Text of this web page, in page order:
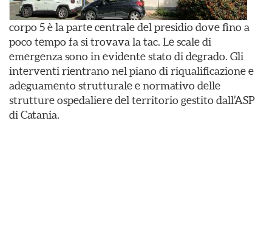
corpo 5 è la parte centrale del presidio dove fino a
poco tempo fa si trovava la tac. Le scale di
emergenza sono in evidente stato di degrado. Gli
interventi rientrano nel piano di riqualificazione e
adeguamento strutturale e normativo delle
strutture ospedaliere del territorio gestito dall’ASP
di Catania.